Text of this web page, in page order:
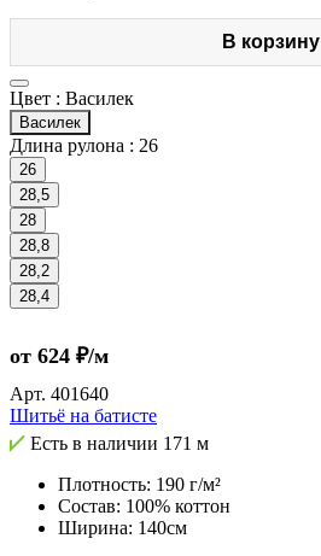
В корзину
Цвет : Василек
Василек
Длина рулона : 26
26
28,5
28
28,8
28,2
28,4
от 624 ₽/м
Арт. 401640
Шитьё на батисте
Есть в наличии 171 м
Плотность: 190 г/м²
Состав: 100% коттон
Ширина: 140см